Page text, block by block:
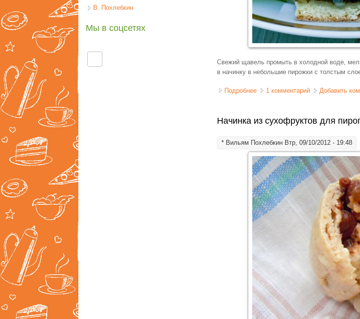
Свежий щавель промыть в холодной воде,
в начинку в небольшие пирожки с толстым
Подробнее о Начинка из щавеля для пирога
1 комментарий Добавить
Начинка из сухофруктов для
* Вильям Похлебкин Втр, 09/10/2012 - 19:48
В. Похлебкин
Мы в соцсетях